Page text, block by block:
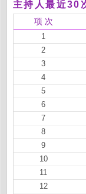
主持人最近30
项 次
1
2
3
4
5
6
7
8
9
10
11
12